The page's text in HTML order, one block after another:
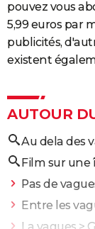
pouvez vous
5,99 euros par
publicités,
existent
AUTOUR
Au dela des
Film sur une
Pas de
Entre les